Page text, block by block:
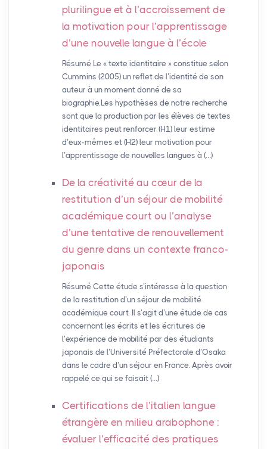
plurilingue et à l’accroissement de
la motivation pour l’apprentissage
d’une nouvelle langue à l’école
Résumé Le « texte identitaire » constitue selon
Cummins (2005) un reflet de l’identité de son
auteur à un moment donné de sa
biographie.Les hypothèses de notre recherche
sont que la production par les élèves de textes
identitaires peut renforcer (H1) leur estime
d’eux-mêmes et (H2) leur motivation pour
l’apprentissage de nouvelles langues à (…)
De la créativité au cœur de la
restitution d’un séjour de mobilité
académique court ou l’analyse
d’une tentative de renouvellement
du genre dans un contexte franco-
japonais
Résumé Cette étude s’intéresse à la question
de la restitution d’un séjour de mobilité
académique court. Il s’agit d’une étude de cas
concernant les écrits et les écritures de
l’expérience de mobilité par des étudiants
japonais de l’Université Préfectorale d’Osaka
dans le cadre d’un séjour en France. Après avoir
rappelé ce qui se faisait (…)
Certifications de l’italien langue
étrangère en milieu arabophone :
évaluer l’efficacité des pratiques